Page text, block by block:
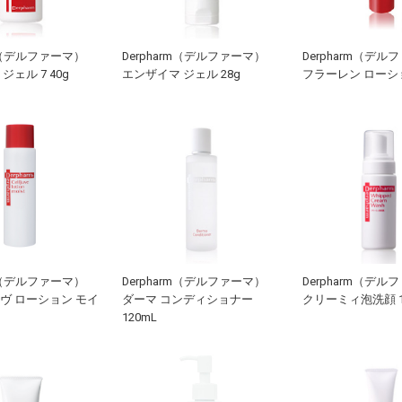
ルファーマ）
ェル 7 40g
Derpharm（デルファーマ）
エンザイマ ジェル 28g
Derpharm（デル
フラーレン ローシ
ルファーマ）
ローション モイ
Derpharm（デルファーマ）
ダーマ コンディショナー
120mL
Derpharm（デル
クリーミィ泡洗顔